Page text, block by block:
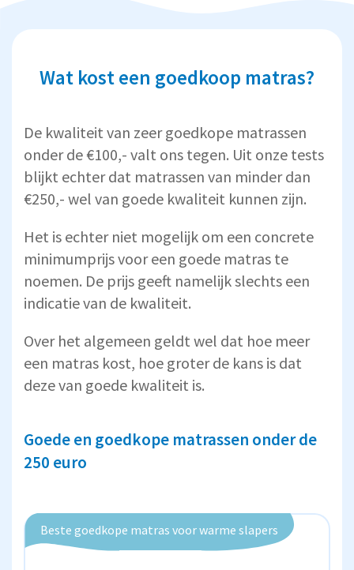
Wat kost een goedkoop matras?
De kwaliteit van zeer goedkope matrassen
onder de €100,- valt ons tegen. Uit onze tests
blijkt echter dat matrassen van minder dan
€250,- wel van goede kwaliteit kunnen zijn.
Het is echter niet mogelijk om een concrete
minimumprijs voor een goede matras te
noemen. De prijs geeft namelijk slechts een
indicatie van de kwaliteit.
Over het algemeen geldt wel dat hoe meer
een matras kost, hoe groter de kans is dat
deze van goede kwaliteit is.
Goede en goedkope matrassen onder de
250 euro
Beste goedkope matras voor warme slapers